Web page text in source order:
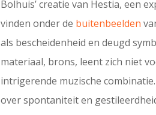
Bolhuis’ creatie van Hestia, een
vinden onder de buitenbeelden
als bescheidenheid en deugd
materiaal, brons, leent zich niet
intrigerende muzische
over spontaniteit en